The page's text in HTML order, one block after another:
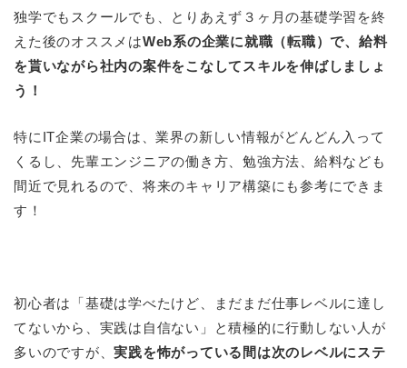
独学でもスクールでも、とりあえず３ヶ月の基礎学習を終
えた後のオススメはWeb系の企業に就職（転職）で、給料
を貰いながら社内の案件をこなしてスキルを伸ばしましょ
う！
特にIT企業の場合は、業界の新しい情報がどんどん入って
くるし、先輩エンジニアの働き方、勉強方法、給料なども
間近で見れるので、将来のキャリア構築にも参考にできま
す！
初心者は「基礎は学べたけど、まだまだ仕事レベルに達し
てないから、実践は自信ない」と積極的に行動しない人が
多いのですが、実践を怖がっている間は次のレベルにステ